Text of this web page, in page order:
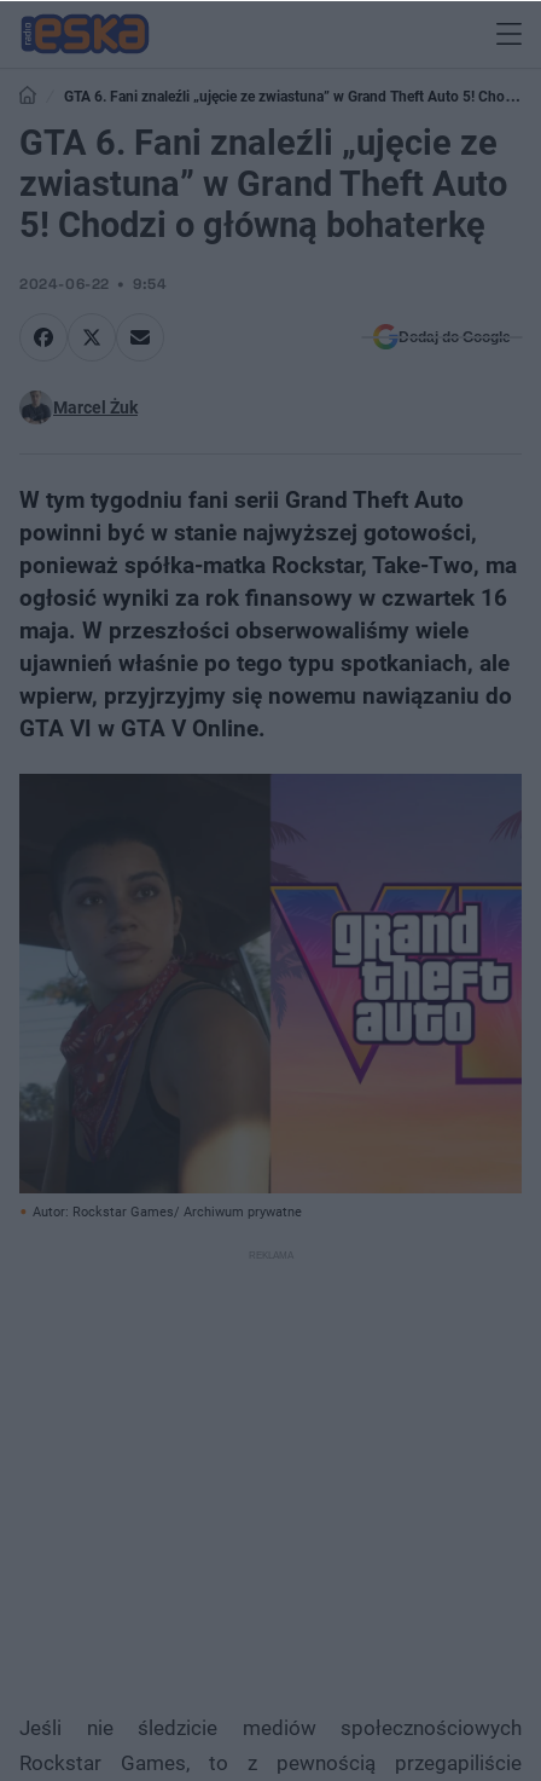
GTA 6. Fani znaleźli „ujęcie ze zwiastuna” w Grand Theft Auto 5! Chodzi o
główną bohaterkę
GTA 6. Fani znaleźli „ujęcie ze
zwiastuna” w Grand Theft Auto
5! Chodzi o główną bohaterkę
2024-06-22 9:54
Dodaj do Google
Marcel Żuk
W tym tygodniu fani serii Grand Theft Auto
powinni być w stanie najwyższej gotowości,
ponieważ spółka-matka Rockstar, Take-Two, ma
ogłosić wyniki za rok finansowy w czwartek 16
maja. W przeszłości obserwowaliśmy wiele
ujawnień właśnie po tego typu spotkaniach, ale
wpierw, przyjrzyjmy się nowemu nawiązaniu do
GTA VI w GTA V Online.
Autor: Rockstar Games/ Archiwum prywatne
Jeśli nie śledzicie mediów społecznościowych
Rockstar Games, to z pewnością przegapiliście